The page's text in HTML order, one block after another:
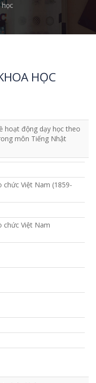
học
HỌC
hoạt động dạy học theo
môn Tiếng Nhật
chức Việt Nam (1859-
chức Việt Nam